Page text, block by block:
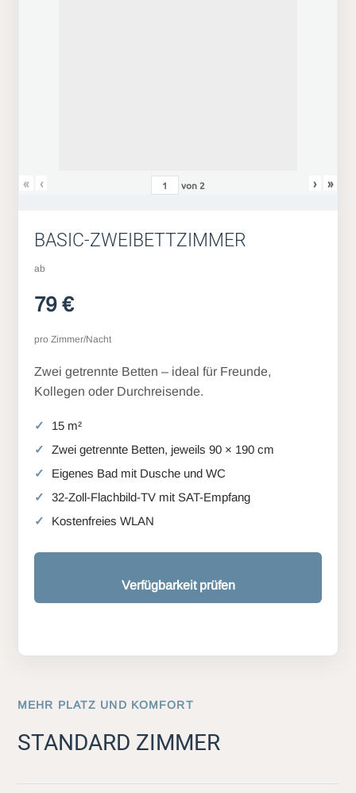
« ‹ von 2 › »
BASIC-ZWEIBETTZIMMER
ab
79 €
pro Zimmer/Nacht
Zwei getrennte Betten – ideal für Freunde,
Kollegen oder Durchreisende.
15 m²
Zwei getrennte Betten, jeweils 90 × 190 cm
Eigenes Bad mit Dusche und WC
32-Zoll-Flachbild-TV mit SAT-Empfang
Kostenfreies WLAN
Verfügbarkeit prüfen
MEHR PLATZ UND KOMFORT
STANDARD ZIMMER